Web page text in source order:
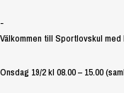
-
Välkommen till Sportlovskul
Onsdag 19/2 kl 08.00 – 15.00